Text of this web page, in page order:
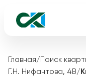
Главная/ Поиск
Г.Н. Нифантова, 4В/